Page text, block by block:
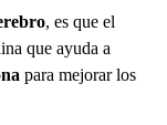
, es que el
que ayuda a
para mejorar los